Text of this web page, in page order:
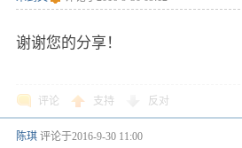
谢谢您的分享！
评论 支持 反对
陈琪 评论于2016-9-30 11:00